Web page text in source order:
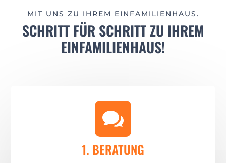
MIT UNS ZU IHREM EINFAMILIENHAUS.
SCHRITT FÜR SCHRITT ZU IHREM
EINFAMILIENHAUS!

1. BERATUNG